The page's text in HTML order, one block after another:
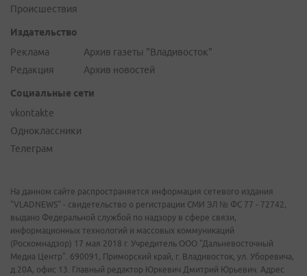
Происшествия
Издательство
Реклама
Редакция
Архив газеты "Владивосток"
Архив новостей
Социальные сети
vkontakte
Одноклассники
Телеграм
На данном сайте распространяется информация сетевого издания
"VLADNEWS" - свидетельство о регистрации СМИ ЭЛ № ФС 77 - 72742,
выдано Федеральной службой по надзору в сфере связи,
информационных технологий и массовых коммуникаций
(Роскомнадзор) 17 мая 2018 г. Учредитель ООО "Дальневосточный
Медиа Центр". 690091, Приморский край, г. Владивосток, ул. Уборевича,
д.20А, офис 13. Главный редактор Юркевич Дмитрий Юрьевич. Адрес